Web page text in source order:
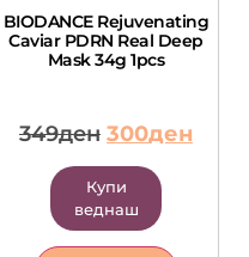
BIODANCE Rejuvenating
Caviar PDRN Real Deep
Mask 34g 1pcs
349ден 300ден
Купи
веднаш